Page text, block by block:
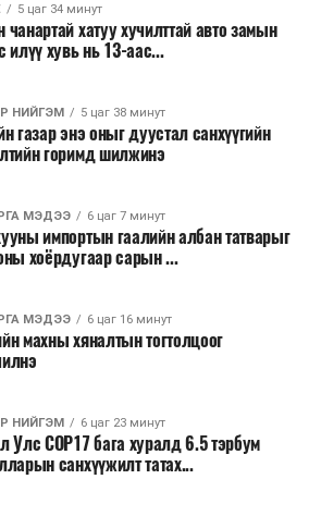
худалдаа, үйлчилгээ, орон
бий болох боломжтой. Үүний
нэмэгдэх, жижиг, дунд
өргөжих, үл хөдлөх
өсөх зэрэг эдийн засгийн эерэг
тооцсон байна.
эрчим хүчээр ажилладаг тул
бохирдуулагч бодис шууд
хувийн автомашинаас их
тээвэрт шилжсэнээр замын
нүүрстөрөгчийн давхар исэл
хийн ялгарлыг бууруулах ач
эдийн засгийн алдагдлыг
өдөрт дунджаар 2.5 цаг
3.45 литр шатахууныг үр ашиггүй
Ингэснээр нэг жолооч өдөрт
1.7 сая гаруй төгрөгийн
5 цаг 34 минут
хатуу хучилттай авто замын
илүү хувь нь 13-аас...
НИЙГЭМ 5 цаг 38 минут
газар энэ оныг дуустал санхүүгийн
горимд шилжинэ
МЭДЭЭ 6 цаг 7 минут
импортын гаалийн албан татварыг
хоёрдугаар сарын ...
МЭДЭЭ 6 цаг 16 минут
махны хяналтын тогтолцоог
НИЙГЭМ 6 цаг 23 минут
Улс COP17 бага хуралд 6.5 тэрбум
санхүүжилт татах...